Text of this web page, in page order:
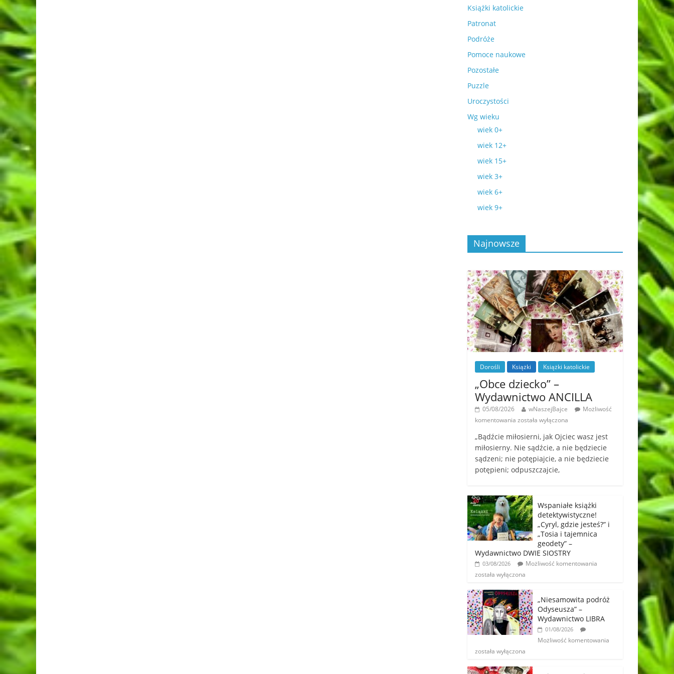
Książki katolickie
Patronat
Podróże
Pomoce naukowe
Pozostałe
Puzzle
Uroczystości
Wg wieku
wiek 0+
wiek 12+
wiek 15+
wiek 3+
wiek 6+
wiek 9+
Najnowsze
Dorośli Książki Książki katolickie
„Obce dziecko” –
Wydawnictwo ANCILLA
05/08/2026 wNaszejBajce
Możliwość
komentowania została wyłączona
„Bądźcie miłosierni, jak Ojciec wasz jest
miłosierny. Nie sądźcie, a nie będziecie
sądzeni; nie potępiajcie, a nie będziecie
potępieni; odpuszczajcie,
Wspaniałe książki
detektywistyczne!
„Cyryl, gdzie jesteś?” i
„Tosia i tajemnica
geodety” –
Wydawnictwo DWIE SIOSTRY
03/08/2026
Możliwość komentowania
została wyłączona
„Niesamowita podróż
Odyseusza” –
Wydawnictwo LIBRA
01/08/2026
Możliwość komentowania
została wyłączona